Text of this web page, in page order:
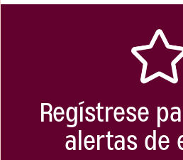
Regístrese
alertas de